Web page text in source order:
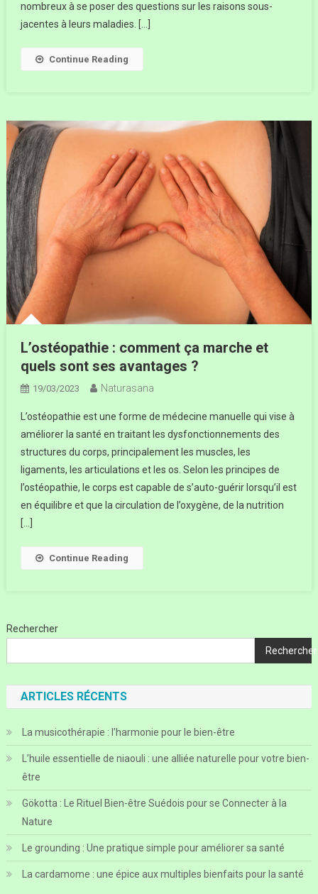
nombreux à se poser des questions sur les raisons sous-
jacentes à leurs maladies. […]
Continue Reading
L’ostéopathie : comment ça marche et
quels sont ses avantages ?
19/03/2023 Naturasana
L’ostéopathie est une forme de médecine manuelle qui vise à
améliorer la santé en traitant les dysfonctionnements des
structures du corps, principalement les muscles, les
ligaments, les articulations et les os. Selon les principes de
l’ostéopathie, le corps est capable de s’auto-guérir lorsqu’il est
en équilibre et que la circulation de l’oxygène, de la nutrition
[…]
Continue Reading
Rechercher
Rechercher
ARTICLES RÉCENTS
La musicothérapie : l’harmonie pour le bien-être
L’huile essentielle de niaouli : une alliée naturelle pour votre bien-
être
Gökotta : Le Rituel Bien-être Suédois pour se Connecter à la
Nature
Le grounding : Une pratique simple pour améliorer sa santé
La cardamome : une épice aux multiples bienfaits pour la santé